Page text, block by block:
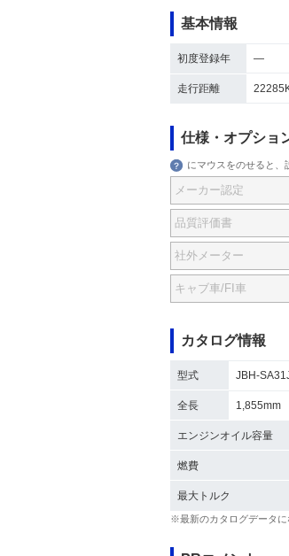
基本情報
初度登録年 ―
走行距離
仕様・オプショ
にマウスをのせると、
メーカー認定
品質評価書
社外メーター
キャブ車/FI車
カタログ情報
型式 JBH-
全長 1,855mm
エンジンオイル容量
燃費
最大トルク
※最新のカタログデータに